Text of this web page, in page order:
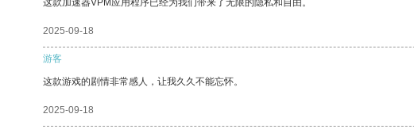
这款加速器VPM应用程序已经为我们带来了无限的隐私和自由。
2025-09-18
游客
这款游戏的剧情非常感人，让我久久不能忘怀。
2025-09-18